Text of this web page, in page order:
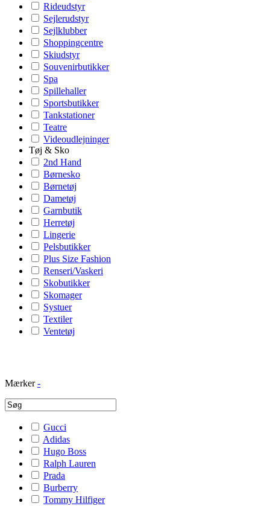
Rideudstyr
Sejlerudstyr
Sejlklubber
Shoppingcentre
Skiudstyr
Souvenirbutikker
Spa
Spillehaller
Sportsbutikker
Tankstationer
Teatre
Videoudlejninger
Tøj & Sko
2nd Hand
Børnesko
Børnetøj
Dametøj
Garnbutik
Herretøj
Lingerie
Pelsbutikker
Plus Size Fashion
Renseri/Vaskeri
Skobutikker
Skomager
Systuer
Textiler
Ventetøj
Mærker -
Gucci
Adidas
Hugo Boss
Ralph Lauren
Prada
Burberry
Tommy Hilfiger